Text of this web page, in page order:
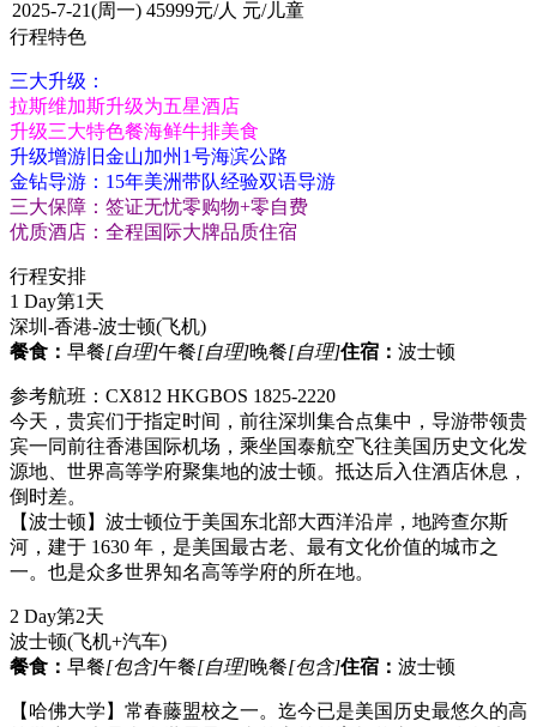
行程特色
三大升级：
拉斯维加斯升级为五星酒店
升级三大特色餐海鲜牛排美食
升级增游旧金山加州1号海滨公路
金钻导游：15年美洲带队经验双语导游
三大保障：签证无忧零购物+零自费
优质酒店：全程国际大牌品质住宿
行程安排
1 Day第1天
深圳-香港-波士顿(飞机)
餐食： 早餐[自理]午餐[自理]晚餐[自理]住宿： 波士顿
参考航班：CX812 HKGBOS 1825-2220
今天，贵宾们于指定时间，前往深圳集合点集中，导游带领贵
宾一同前往香港国际机场，乘坐国泰航空飞往美国历史文化发
源地、世界高等学府聚集地的波士顿。抵达后入住酒店休息，
倒时差。
【波士顿】波士顿位于美国东北部大西洋沿岸，地跨查尔斯
河，建于 1630 年，是美国最古老、最有文化价值的城市之
一。也是众多世界知名高等学府的所在地。
2 Day第2天
波士顿(飞机+汽车)
餐食： 早餐[包含]午餐[自理]晚餐[包含]住宿： 波士顿
【哈佛大学】常春藤盟校之一。迄今已是美国历史最悠久的高